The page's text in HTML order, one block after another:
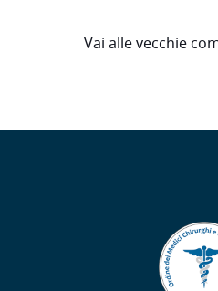
Vai alle vecchie